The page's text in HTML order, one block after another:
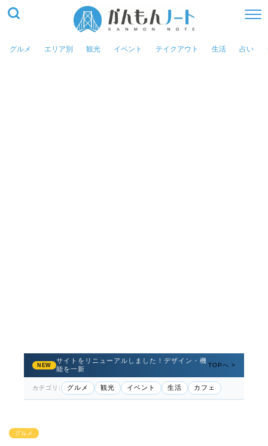
グルメ エリア別 観光 イベント テイクアウト 生活 占い
NEW
サイトをリニューアルしました！デザイン・機
能を一新
TOPへ >
カテゴリ: グルメ 観光 イベント 生活 カフェ
グルメ